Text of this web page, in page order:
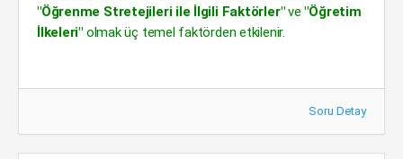
"Öğrenme Stretejileri ile İlgili Faktörler"ve "Öğretim
İlkeleri"olmak üç temel faktörden etkilenir.
Soru Detay